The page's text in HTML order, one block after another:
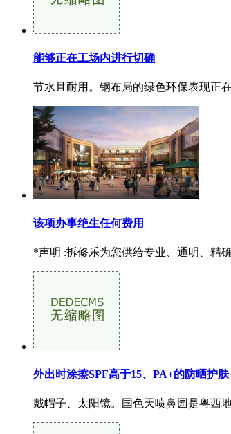
能够正在工场内进行切确
节水且耐用。钢布局的绿色环保表现正
该项办事绝生任何费用
*声明 :拆修乐为您供给专业、通明、精
外出时涂擦SPF高于15、PA+的防晒护肤
戴帽子、太阳镜。国色天喷鼻园是粤西